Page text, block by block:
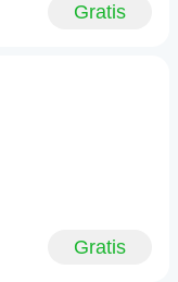
Gratis
Gratis